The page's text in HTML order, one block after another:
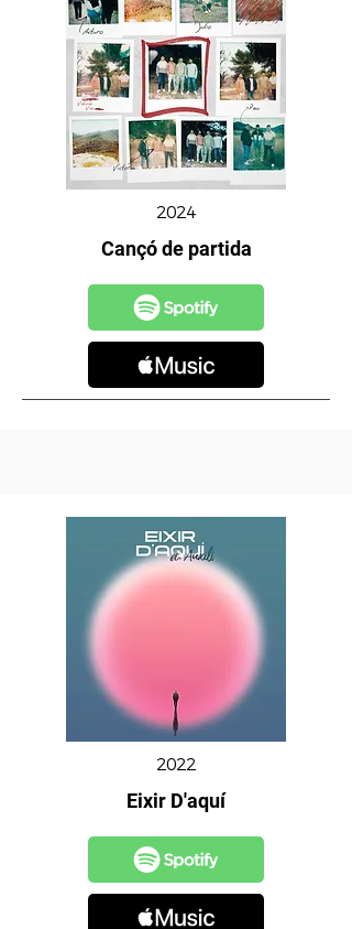
2024
Cançó de partida
2022
Eixir D'aquí